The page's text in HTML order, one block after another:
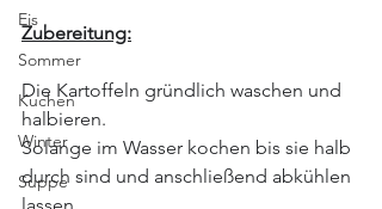
Eis
Sommer
Kuchen
Winter
Suppe
Zubereitung:
Die Kartoffeln gründlich waschen und
halbieren.
Solange im Wasser kochen bis sie halb
durch sind und anschließend abkühlen